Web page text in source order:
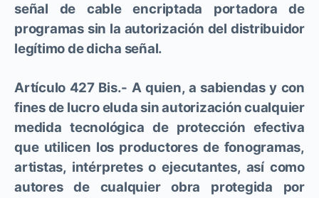
señal de cable encriptada portadora de
programas sin la autorización del distribuidor
legítimo de dicha señal.
Artículo 427 Bis.- A quien, a sabiendas y con
fines de lucro eluda sin autorización cualquier
medida tecnológica de protección efectiva
que utilicen los productores de fonogramas,
artistas, intérpretes o ejecutantes, así como
autores de cualquier obra protegida por